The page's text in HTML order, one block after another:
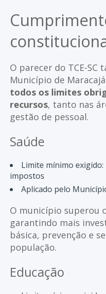
O parecer do TCE-SC
Município de Maracajá
todos os limites
recursos, tanto nas
gestão de pessoal.
Saúde
Limite mínimo exigido:
impostos
Aplicado pelo
O município superou
garantindo mais
básica, prevenção e
população.
Educação